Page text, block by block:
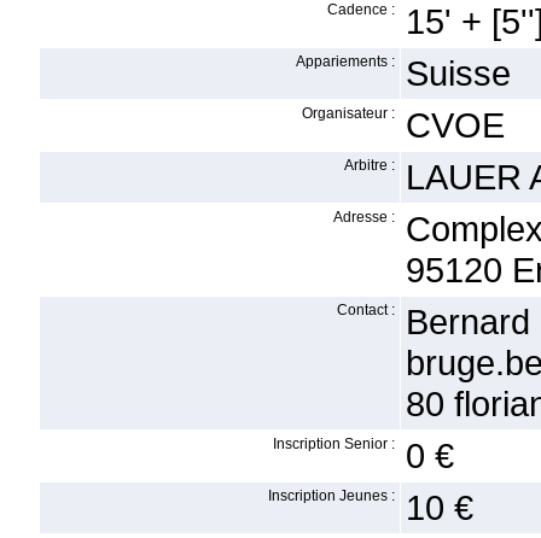
Cadence : 15' +
Appariements : Suisse
Organisateur : CVOE
Arbitre : LAUER
Adresse :
95120
Contact :
80
Inscription Senior : 0 €
Inscription Jeunes : 10 €